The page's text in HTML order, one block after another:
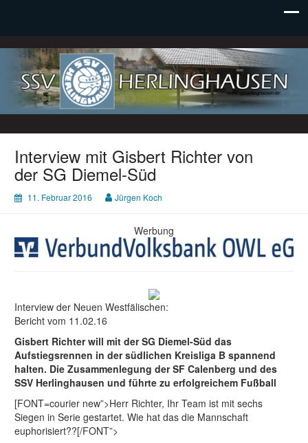
SSV Herlinghausen e. V.
Interview mit Gisbert Richter von
der SG Diemel-Süd
11. Februar 2016 Jürgen Koch
Werbung
Interview der Neuen Westfälischen:
Bericht vom 11.02.16
Gisbert Richter will mit der SG Diemel-Süd das
Aufstiegsrennen in der südlichen Kreisliga B spannend
halten. Die Zusammenlegung der SF Calenberg und des
SSV Herlinghausen und führte zu erfolgreichem Fußball
[FONT=courier new”>Herr Richter, Ihr Team ist mit sechs
Siegen in Serie gestartet. Wie hat das die Mannschaft
euphorisiert??[/FONT”>